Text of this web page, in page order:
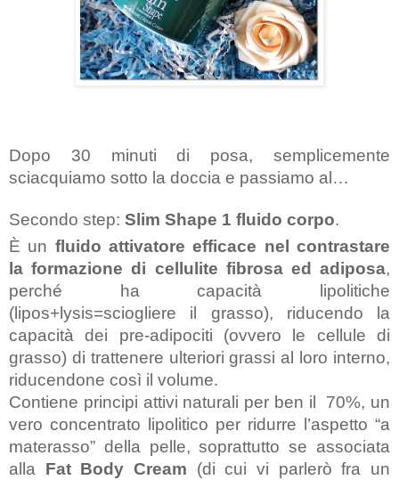
Dopo 30 minuti di posa, semplicemente
sciacquiamo sotto la doccia e passiamo al…
Secondo step: Slim Shape 1 fluido corpo.
È un fluido attivatore efficace nel contrastare
la formazione di cellulite fibrosa ed adiposa,
perché ha capacità lipolitiche
(lipos+lysis=sciogliere il grasso), riducendo la
capacità dei pre-adipociti (ovvero le cellule di
grasso) di trattenere ulteriori grassi al loro interno,
riducendone così il volume.
Contiene principi attivi naturali per ben il  70%, un
vero concentrato lipolitico per ridurre l’aspetto “a
materasso” della pelle, soprattutto se associata
alla Fat Body Cream (di cui vi parlerò fra un